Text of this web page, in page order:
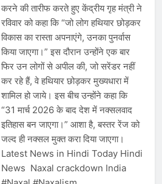
करने की तारीफ करते हुए केंद्रीय गृह मंत्री ने
रविवार को कहा कि “जो लोग हथियार छोड़कर
विकास का रास्ता अपनाएंगे, उनका पुनर्वास
किया जाएगा।” इस दौरान उन्होंने एक बार
फिर उन लोगों से अपील की, जो सरेंडर नहीं
कर रहे हैं, वे हथियार छोड़कर मुख्यधारा में
शामिल हो जाये। इस बीच उन्होंने कहा कि
“31 मार्च 2026 के बाद देश में नक्सलवाद
इतिहास बन जाएगा।” आशा है, बस्तर रेंज को
जल्द ही नक्सल मुक्त करा दिया जाएगा।
Latest News in Hindi Today Hindi
News Naxal crackdown India